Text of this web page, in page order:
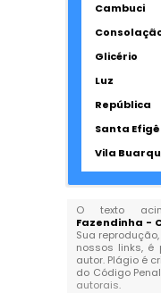
Cambuci
Glicério
Luz
República
Santa
Vila
O texto
Fazendinha -
Sua
nossos links,
autor. Plágio é
do Código
autorais.